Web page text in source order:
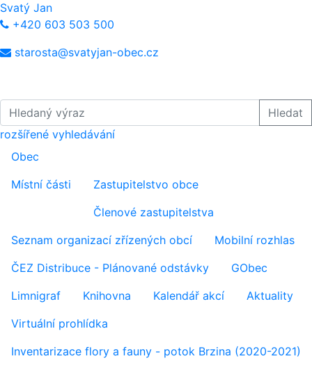
Svatý Jan
+420 603 503 500
starosta@svatyjan-obec.cz
Hledaný výraz
Hledat
rozšířené vyhledávání
Obec
Místní části
Zastupitelstvo obce
Členové zastupitelstva
Seznam organizací zřízených obcí
Mobilní rozhlas
ČEZ Distribuce - Plánované odstávky
GObec
Limnigraf
Knihovna Kalendář akcí
Aktuality
Virtuální prohlídka
Inventarizace flory a fauny - potok Brzina (2020-2021)